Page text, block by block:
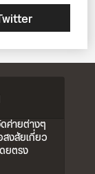
ค่ายต่างๆ
งสัยเกี่ยว
ยตรง